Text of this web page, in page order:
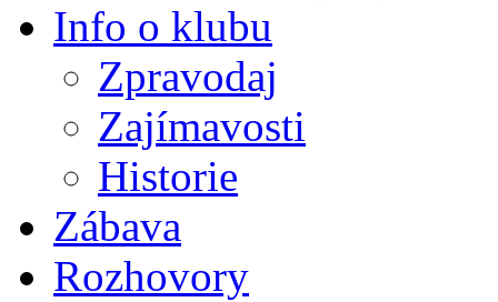
Info o klubu
Zpravodaj
Zajímavosti
Historie
Zábava
Rozhovory